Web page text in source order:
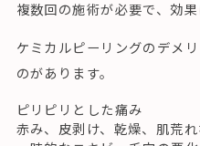
複数回の施術が必要で、効
ケミカルピーリングのデメ
のがあります。
ピリピリとした痛み
赤み、皮剥け、乾燥、肌荒